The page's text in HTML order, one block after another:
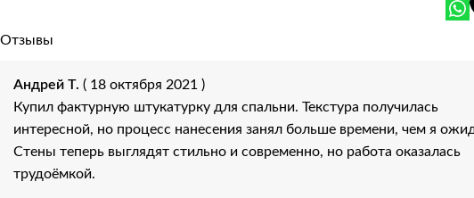
Отзывы
Андрей Т. ( 18 октября 2021 )
Купил фактурную штукатурку для спальни. Текстура получилась
интересной, но процесс нанесения занял больше времени, чем я
Стены теперь выглядят стильно и современно, но работа оказалась
трудоёмкой.